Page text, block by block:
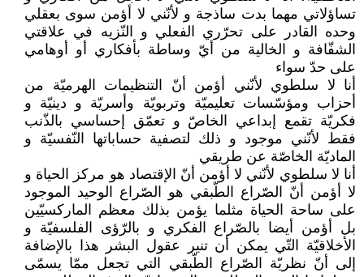
تساؤلاتي مهما بدت ساذجة و لأنّني لا أؤمن سوى بعقلي
وحده القادر على تحرّري الفعلي و النّزيه في علاقتي
الشفّافة و الخالية من أيّ وساطة بأفكاري أو أوهامي
على حدّ سواء
أنا لا سلطوي لأنّني أؤمن أنّ التنظيمات الهرميّة من
أحزاب ومؤسّسات تعليميّة وتربويّة وأسريّة و دينيّة و
فكريّة تقمع إبداعي الخاصّ و تعمّق إحساسي بالذّنب
فقط لأنّني موجود و ذلك لتصفية حساباتها النّفسيّة و
الماديّة الخاصّة عن طريقي
أنا لا سلطوي لأنّني لا أؤمن أنّ الإقتصاد هو مركز الحياة و
لا أؤمن أنّ الصّراع الطّبقي هو الصّراع الوحيد الموجود
على ساحة الحياة مثلما يؤمن بذلك معظم الماركسيّين
بل أؤمن أيضا بالصّراع الفكري و بالرّؤى الفلسفيّة و
الأخلاقيّة التّي يمكن أن تنير عقول البشر هذا بالإضافة
إلى أنّ نظريّة الصّراع الطّبقي التي تجعل ممّا يسمّى